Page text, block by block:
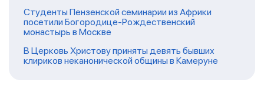
Студенты Пензенской семинарии из Африки
посетили Богородице-Рождественский
монастырь в Москве
В Церковь Христову приняты девять бывших
клириков неканонической общины в Камеруне